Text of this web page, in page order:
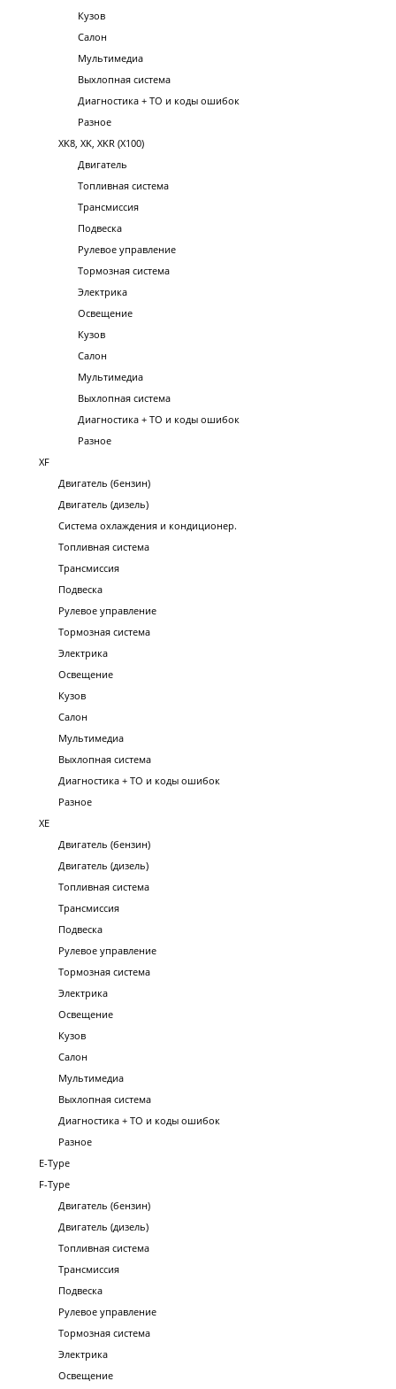
Кузов
Салон
Мультимедиа
Выхлопная система
Диагностика + ТО и коды ошибок
Разное
XK8, XK, XKR (X100)
Двигатель
Топливная система
Трансмиссия
Подвеска
Рулевое управление
Тормозная система
Электрика
Освещение
Кузов
Салон
Мультимедиа
Выхлопная система
Диагностика + ТО и коды ошибок
Разное
XF
Двигатель (бензин)
Двигатель (дизель)
Система охлаждения и кондиционер.
Топливная система
Трансмиссия
Подвеска
Рулевое управление
Тормозная система
Электрика
Освещение
Кузов
Салон
Мультимедиа
Выхлопная система
Диагностика + ТО и коды ошибок
Разное
XE
Двигатель (бензин)
Двигатель (дизель)
Топливная система
Трансмиссия
Подвеска
Рулевое управление
Тормозная система
Электрика
Освещение
Кузов
Салон
Мультимедиа
Выхлопная система
Диагностика + ТО и коды ошибок
Разное
E-Type
F-Type
Двигатель (бензин)
Двигатель (дизель)
Топливная система
Трансмиссия
Подвеска
Рулевое управление
Тормозная система
Электрика
Освещение